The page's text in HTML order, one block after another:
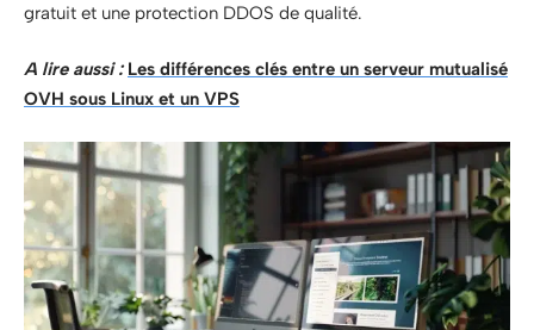
gratuit et une protection DDOS de qualité.
A lire aussi : Les différences clés entre un serveur mutualisé
OVH sous Linux et un VPS